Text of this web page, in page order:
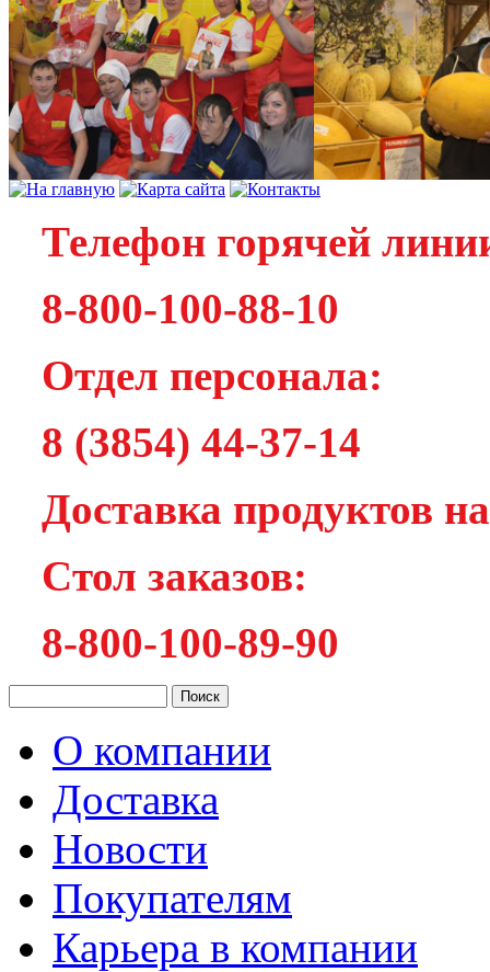
Телефон горячей
8-800-100-88-10
Отдел персонала:
8 (3854) 44-37-14
Доставка продуктов
Cтол заказов:
8-800-100-89-90
О компании
Доставка
Новости
Покупателям
Карьера в компании